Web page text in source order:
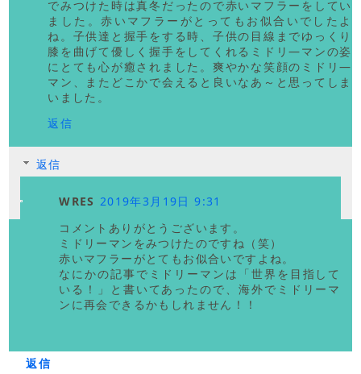
でみつけた時は真冬だったので赤いマフラーをしてい
ました。赤いマフラーがとってもお似合いでしたよ
ね。子供達と握手をする時、子供の目線までゆっくり
膝を曲げて優しく握手をしてくれるミドリ―マンの姿
にとても心が癒されました。爽やかな笑顔のミドリ―
マン、またどこかで会えると良いなあ～と思ってしま
いました。
返信
返信
WRES 2019年3月19日 9:31
コメントありがとうございます。
ミドリーマンをみつけたのですね（笑）
赤いマフラーがとてもお似合いですよね。
なにかの記事でミドリーマンは「世界を目指して
いる！」と書いてあったので、海外でミドリーマ
ンに再会できるかもしれません！！
返信